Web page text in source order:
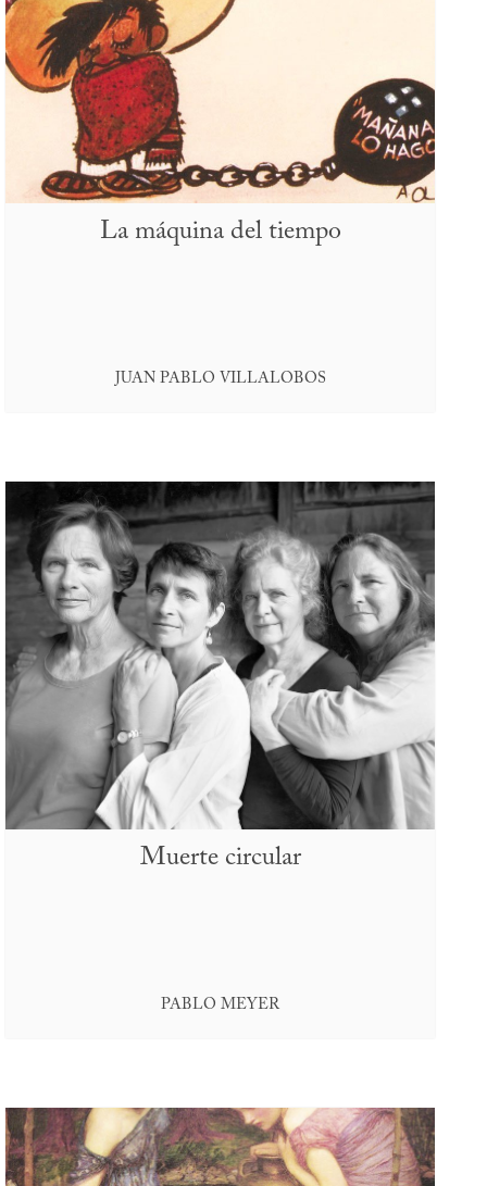
La máquina del tiempo
JUAN PABLO VILLALOBOS
Muerte circular
PABLO MEYER